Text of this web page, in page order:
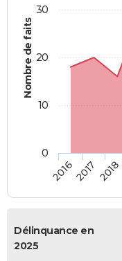
Nombre de faits
20162017 2018
0
10
20
30
Délinquance en
2025